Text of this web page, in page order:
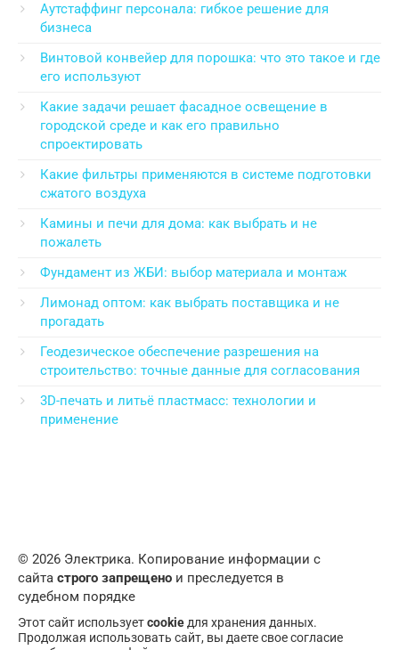
Аутстаффинг персонала: гибкое решение для
бизнеса
Винтовой конвейер для порошка: что это такое и где
его используют
Какие задачи решает фасадное освещение в
городской среде и как его правильно
спроектировать
Какие фильтры применяются в системе подготовки
сжатого воздуха
Камины и печи для дома: как выбрать и не
пожалеть
Фундамент из ЖБИ: выбор материала и монтаж
Лимонад оптом: как выбрать поставщика и не
прогадать
Геодезическое обеспечение разрешения на
строительство: точные данные для согласования
3D-печать и литьё пластмасс: технологии и
применение
© 2026 Электрика. Копирование информации с
сайта строго запрещено и преследуется в
судебном порядке
Этот сайт используетcookieдля хранения данных.
Продолжая использовать сайт, вы даете свое согласие